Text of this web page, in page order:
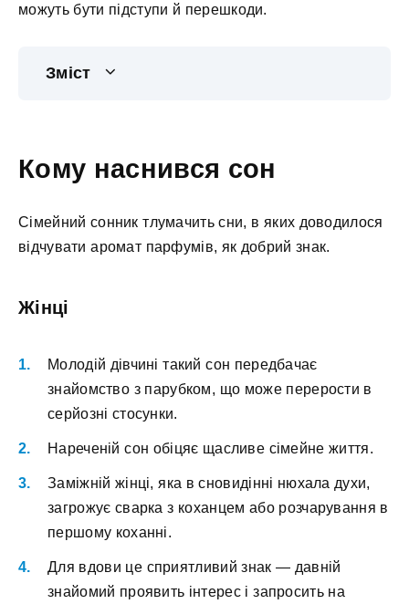
можуть бути підступи й перешкоди.
Зміст
Кому наснився сон
Сімейний сонник тлумачить сни, в яких доводилося
відчувати аромат парфумів, як добрий знак.
Жінці
Молодій дівчині такий сон передбачає
знайомство з парубком, що може перерости в
серйозні стосунки.
Нареченій сон обіцяє щасливе сімейне життя.
Заміжній жінці, яка в сновидінні нюхала духи,
загрожує сварка з коханцем або розчарування в
першому коханні.
Для вдови це сприятливий знак — давній
знайомий проявить інтерес і запросить на